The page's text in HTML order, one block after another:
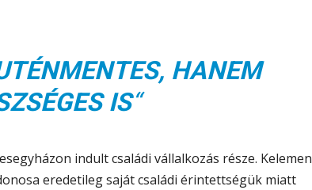
HANEM
IS“
indult családi vállalkozás része. Kelemen
eredetileg saját családi érintettségük miatt